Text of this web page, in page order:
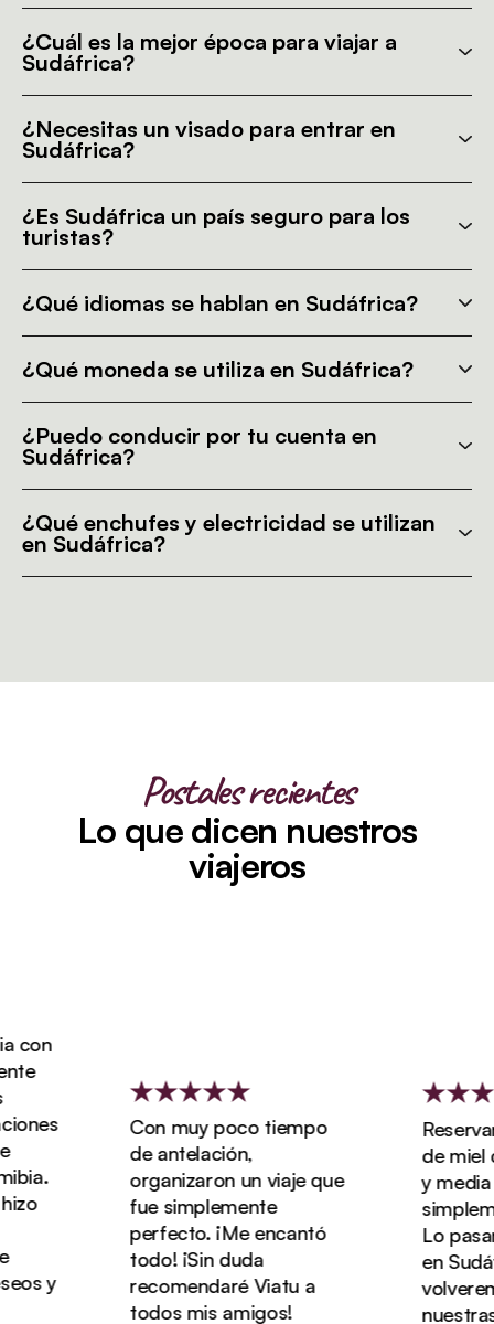
¿Cuál es la mejor época para viajar a
Sudáfrica?
¿Necesitas un visado para entrar en
Sudáfrica?
¿Es Sudáfrica un país seguro para los
turistas?
¿Qué idiomas se hablan en Sudáfrica?
¿Qué moneda se utiliza en Sudáfrica?
¿Puedo conducir por tu cuenta en
Sudáfrica?
¿Qué enchufes y electricidad se utilizan
en Sudáfrica?
Postales recientes
Lo que dicen nuestros
viajeros
y
Con muy poco tiempo
de antelación,
organizaron un viaje que
fue simplemente
perfecto. ¡Me encantó
todo! ¡Sin duda
recomendaré Viatu a
todos mis amigos!
de miel
y media
Lo
en
nuestras